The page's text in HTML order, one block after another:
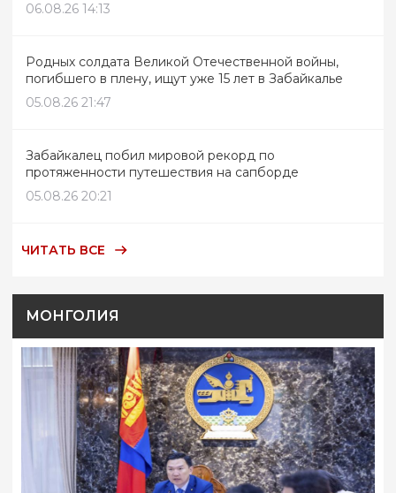
06.08.26 14:13
Родных солдата Великой Отечественной войны,
погибшего в плену, ищут уже 15 лет в Забайкалье
05.08.26 21:47
Забайкалец побил мировой рекорд по
протяженности путешествия на сапборде
05.08.26 20:21
ЧИТАТЬ ВСЕ
МОНГОЛИЯ